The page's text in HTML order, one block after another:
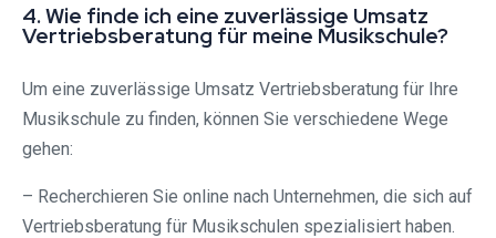
4. Wie finde ich eine zuverlässige Umsatz
Vertriebsberatung für meine Musikschule?
Um eine zuverlässige Umsatz Vertriebsberatung für Ihre
Musikschule zu finden, können Sie verschiedene Wege
gehen:
– Recherchieren Sie online nach Unternehmen, die sich auf
Vertriebsberatung für Musikschulen spezialisiert haben.